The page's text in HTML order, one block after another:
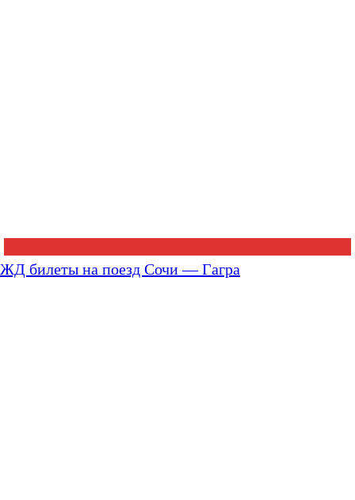
ЖД билеты на поезд Сочи — Гагра